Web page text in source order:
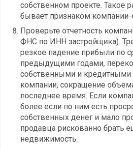
собственном проекте. Такое
бывает признаком компании-
Проверьте отчетность
ФНС по ИНН застройщика).
резкое падение прибыли по
предыдущими годами,
собственными и кредитными
компании, сокращение
последнее время. Если
более если по ним есть
собственных денег и мало
продавца рискованно брать
недвижимость.